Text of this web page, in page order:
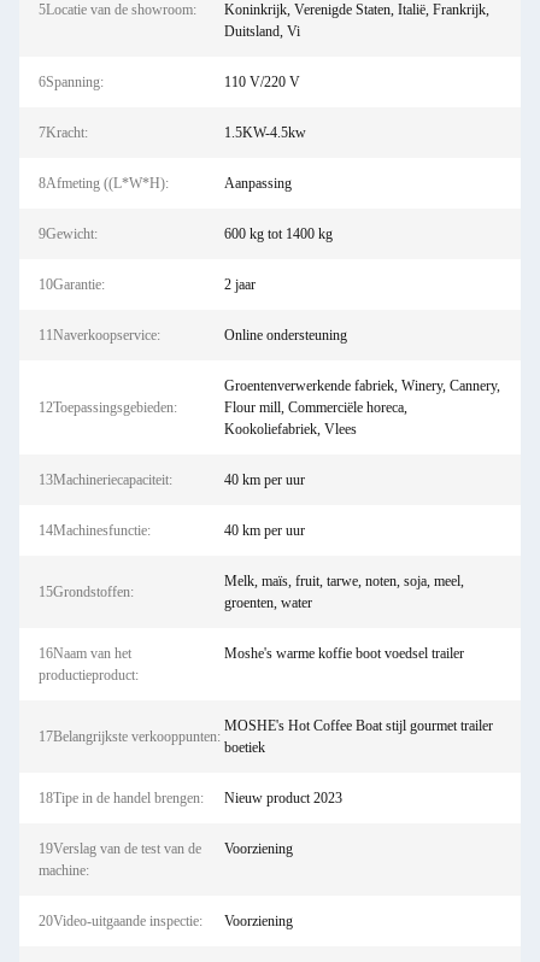
5Locatie van de showroom:
Koninkrijk, Verenigde Staten, Italië, Frankrijk,
Duitsland, Vi
6Spanning: 110 V/220 V
7Kracht: 1.5KW-4.5kw
8Afmeting ((L*W*H): Aanpassing
9Gewicht: 600 kg tot 1400 kg
10Garantie: 2 jaar
11Naverkoopservice: Online ondersteuning
12Toepassingsgebieden:
Groentenverwerkende fabriek, Winery, Cannery,
Flour mill, Commerciële horeca,
Kookoliefabriek, Vlees
13Machineriecapaciteit: 40 km per uur
14Machinesfunctie: 40 km per uur
15Grondstoffen:
Melk, maïs, fruit, tarwe, noten, soja, meel,
groenten, water
16Naam van het
productieproduct:
Moshe's warme koffie boot voedsel trailer
17Belangrijkste verkooppunten:
MOSHE's Hot Coffee Boat stijl gourmet trailer
boetiek
18Tipe in de handel brengen: Nieuw product 2023
19Verslag van de test van de
machine:
Voorziening
20Video-uitgaande inspectie: Voorziening